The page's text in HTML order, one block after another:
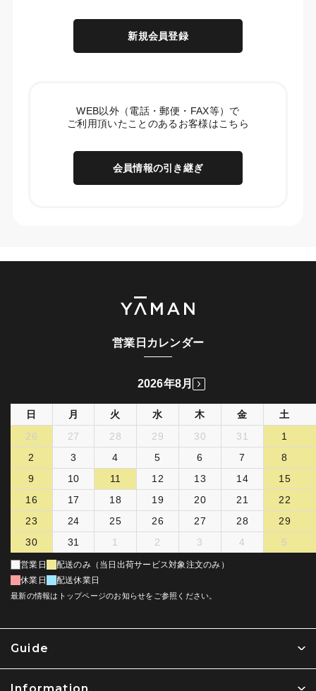
新規会員登録
WEB以外（電話・郵便・FAX等）で
ご利用頂いたことのあるお客様はこちら
会員情報の引き継ぎ
Guide
Information
営業日カレンダー
2026年8月
日 月 火 水 木 金
土
26
27 28 29 30 31
1
2
3 4 5 6 7
8
9
10 11 12 13 14
15
16
17 18 19 20 21
22
23
24 25 26 27 28
29
30
31 1 2 3 4 5
営業日
配送のみ（当日出荷サービス対象注文のみ）
休業日
配送休業日
最新の情報はトップページのお知らせをご参照ください。